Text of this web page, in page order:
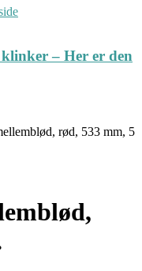
– Her er den
rød, 533 mm, 5